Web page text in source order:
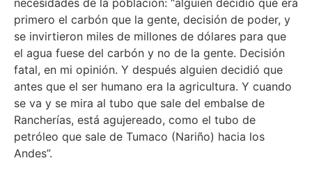
primero el carbón que la gente, decisión de poder, y
se invirtieron miles de millones de dólares para que
el agua fuese del carbón y no de la gente. Decisión
fatal, en mi opinión. Y después alguien decidió que
antes que el ser humano era la agricultura. Y cuando
se va y se mira al tubo que sale del embalse de
Rancherías, está agujereado, como el tubo de
petróleo que sale de Tumaco (Nariño) hacia los
Andes”.